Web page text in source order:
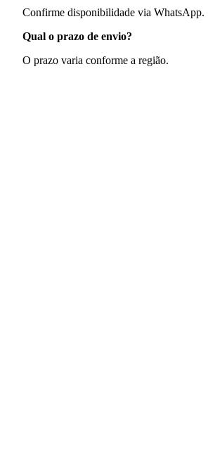
Confirme disponibilidade via WhatsApp.
Qual o prazo de envio?
O prazo varia conforme a região.